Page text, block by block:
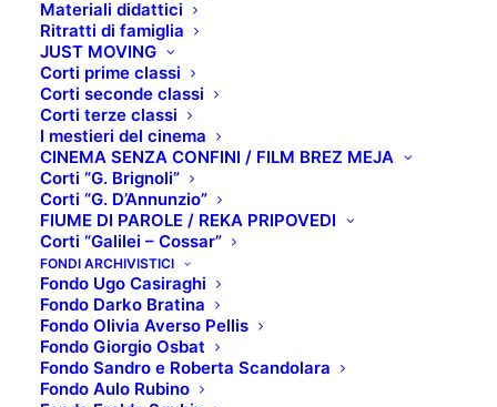
Materiali didattici
Ritratti di famiglia
JUST MOVING
Corti prime classi
Corti seconde classi
Corti terze classi
I mestieri del cinema
CINEMA SENZA CONFINI / FILM BREZ MEJA
Corti “G. Brignoli”
Corti “G. D’Annunzio”
FIUME DI PAROLE / REKA PRIPOVEDI
Corti “Galilei – Cossar”
FONDI ARCHIVISTICI
Fondo Ugo Casiraghi
Fondo Darko Bratina
Fondo Olivia Averso Pellis
Fondo Giorgio Osbat
Fondo Sandro e Roberta Scandolara
Fondo Aulo Rubino
GIUGNO 27, 2022
TOP 5: NOVITÀ
LUGLIO 2022
SCHEDA TECNICA: